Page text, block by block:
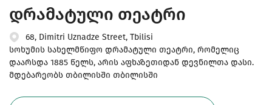
დრამატული თეატრი
68, Dimitri Uznadze Street, Tbilisi
სოხუმის სახელმწიფო დრამატული თეატრი, რომელიც
დაარსდა 1885 წელს, არის აფხაზეთიდან დევნილთა დასი.
მდებარეობს თბილისში თბილისში